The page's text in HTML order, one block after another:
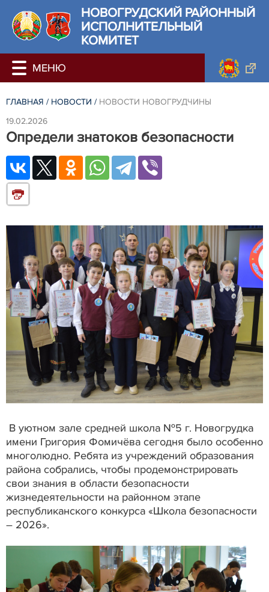
НОВОГРУДСКИЙ РАЙОННЫЙ
ИСПОЛНИТЕЛЬНЫЙ
КОМИТЕТ
ГЛАВНАЯ / НОВОСТИ / НОВОСТИ НОВОГРУДЧИНЫ
19.02.2026
Определи знатоков безопасности
В уютном зале средней школа №5 г. Новогрудка
имени Григория Фомичёва сегодня было особенно
многолюдно. Ребята из учреждений образования
района собрались, чтобы продемонстрировать
свои знания в области безопасности
жизнедеятельности на районном этапе
республиканского конкурса «Школа безопасности
– 2026».